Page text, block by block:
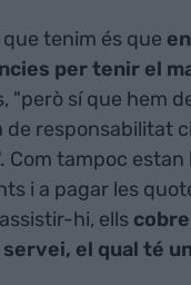
tenim és que
per tenir el
"però sí que hem
de responsabilitat
Com tampoc
i a pagar les
hi, ells
el qual té